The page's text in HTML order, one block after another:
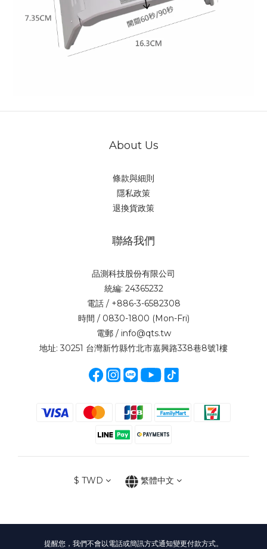
About Us
條款與細則
隱私政策
退換貨政策
聯絡我們
品測科技股份有限公司
統編: 24365232
電話 / +886-3-6582308
時間 / 0830-1800 (Mon-Fri)
電郵 / info@qts.tw
地址: 30251 台灣新竹縣竹北市嘉興路338巷8號1樓
$ TWD 繁體中文
提醒您，我們不會以電話或簡訊方式通知變更付款方式。